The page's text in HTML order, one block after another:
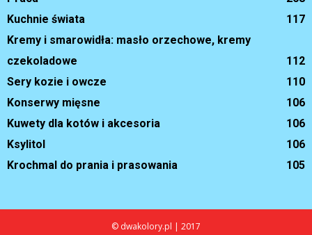
Kuchnie świata
117
Kremy i smarowidła: masło orzechowe, kremy
czekoladowe
112
Sery kozie i owcze
110
Konserwy mięsne
106
Kuwety dla kotów i akcesoria
106
Ksylitol
106
Krochmal do prania i prasowania
105
© dwakolory.pl | 2017